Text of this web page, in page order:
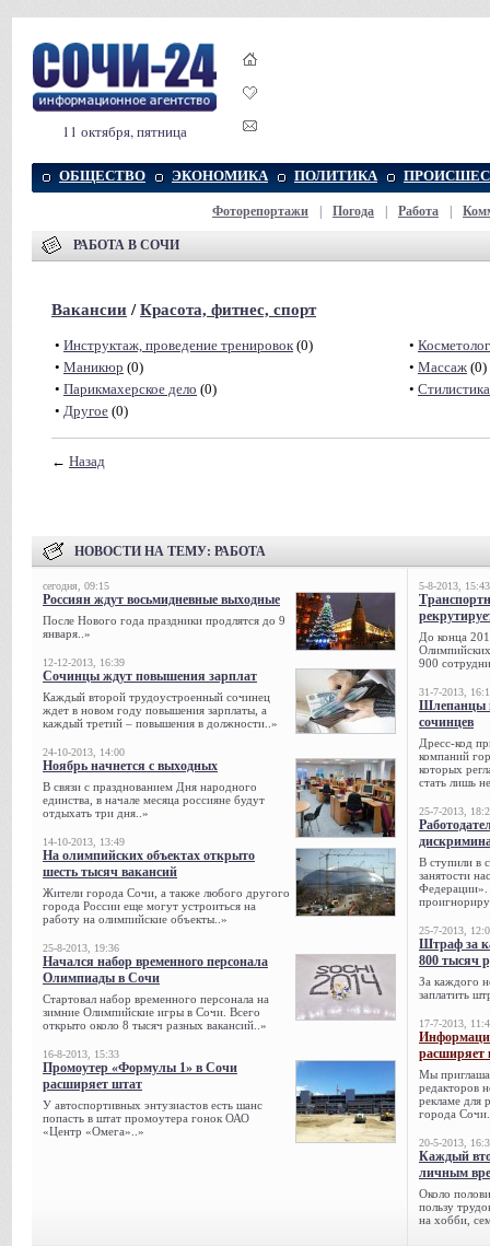
11 октября, пятница
ОБЩЕСТВО ЭКОНОМИКА ПОЛИТИКА
Фоторепортажи Погода Работа
РАБОТА В СОЧИ
Вакансии /Красота, фитнес, спорт
• Инструктаж, проведение тренировок(0) •
• Маникюр (0) • Массаж (0)
• Парикмахерское дело (0) • Стилистика
• Другое (0)
← Назад
НОВОСТИ НА ТЕМУ: РАБОТА
сегодня, 09:15
Россиян ждут восьмидневные выходные
После Нового года праздники продлятся до 9
января..»
12-12-2013, 16:39
Сочинцы ждут повышения зарплат
Каждый второй трудоустроенный сочинец
ждет в новом году повышения зарплаты, а
каждый третий – повышения в должности..»
24-10-2013, 14:00
Ноябрь начнется с выходных
В связи с празднованием Дня народного
единства, в начале месяца россияне будут
отдыхать три дня..»
14-10-2013, 13:49
На олимпийских объектах открыто
шесть тысяч вакансий
Жители города Сочи, а также любого другого
города России еще могут устроиться на
работу на олимпийские объекты..»
25-8-2013, 19:36
Начался набор временного персонала
Олимпиады в Сочи
Стартовал набор временного персонала на
зимние Олимпийские игры в Сочи. Всего
открыто около 8 тысяч разных вакансий..»
16-8-2013, 15:33
Промоутер «Формулы 1» в Сочи
расширяет штат
У автоспортивных энтузиастов есть шанс
попасть в штат промоутера гонок ОАО
«Центр «Омега»..»
5-8-2013, 15:43
До конца
900
31-7-2013,
Шлепанцы
сочинцев
Дресс-код
компаний
которых
стать лишь
25-7-2013,
В ступили в
занятости
Федерации».
25-7-2013,
Штраф за
800 тысяч
За каждого
заплатить
17-7-2013,
расширяет
Мы
редакторов
рекламе для
города
20-5-2013,
Каждый
личным
Около
пользу
на хобби,